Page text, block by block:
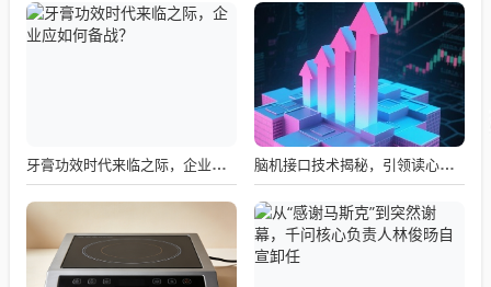
牙膏功效时代来临之际，企业应如何备战？ 脑机接口技术揭秘，引领读心术革命的领跑者大盘点